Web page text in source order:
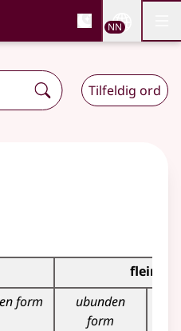
og
NN
Tilfeldig ord
substantivet
fleirtal
form
ubunden
form